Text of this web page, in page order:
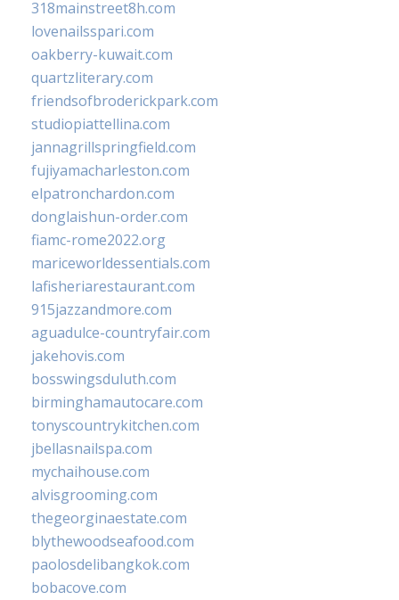
318mainstreet8h.com
lovenailsspari.com
oakberry-kuwait.com
quartzliterary.com
friendsofbroderickpark.com
studiopiattellina.com
jannagrillspringfield.com
fujiyamacharleston.com
elpatronchardon.com
donglaishun-order.com
fiamc-rome2022.org
mariceworldessentials.com
lafisheriarestaurant.com
915jazzandmore.com
aguadulce-countryfair.com
jakehovis.com
bosswingsduluth.com
birminghamautocare.com
tonyscountrykitchen.com
jbellasnailspa.com
mychaihouse.com
alvisgrooming.com
thegeorginaestate.com
blythewoodseafood.com
paolosdelibangkok.com
bobacove.com